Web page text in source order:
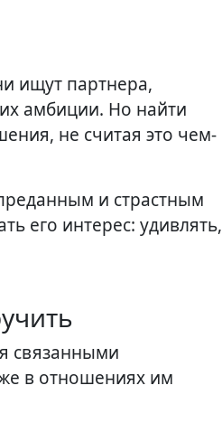
ищут партнера,
амбиции. Но найти
не считая это чем-
и страстным
его интерес: удивлять,
связанными
в отношениях им